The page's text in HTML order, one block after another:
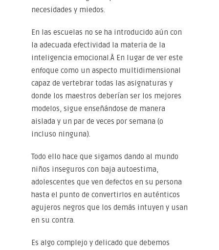
necesidades y miedos.
En las escuelas no se ha introducido aún con
la adecuada efectividad la materia de la
inteligencia emocional.Â En lugar de ver este
enfoque como un aspecto multidimensional
capaz de vertebrar todas las asignaturas y
donde los maestros deberían ser los mejores
modelos, sigue enseñándose de manera
aislada y un par de veces por semana (o
incluso ninguna).
Todo ello hace que sigamos dando al mundo
niños inseguros con baja autoestima,
adolescentes que ven defectos en su persona
hasta el punto de convertirlos en auténticos
agujeros negros que los demás intuyen y usan
en su contra.
Es algo complejo y delicado que debemos